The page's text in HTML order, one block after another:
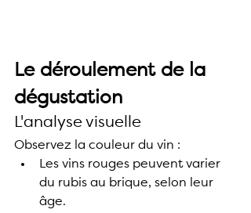
Le déroulement de la
dégustation
L'analyse visuelle
Observez la couleur du vin :
Les vins rouges peuvent varier
du rubis au brique, selon leur
âge.